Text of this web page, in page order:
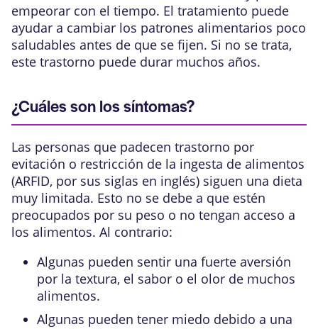
empeorar con el tiempo. El tratamiento puede
ayudar a cambiar los patrones alimentarios poco
saludables antes de que se fijen. Si no se trata,
este trastorno puede durar muchos años.
¿Cuáles son los síntomas?
Las personas que padecen trastorno por
evitación o restricción de la ingesta de alimentos
(ARFID, por sus siglas en inglés) siguen una dieta
muy limitada. Esto no se debe a que estén
preocupados por su peso o no tengan acceso a
los alimentos. Al contrario:
Algunas pueden sentir una fuerte aversión
por la textura, el sabor o el olor de muchos
alimentos.
Algunas pueden tener miedo debido a una